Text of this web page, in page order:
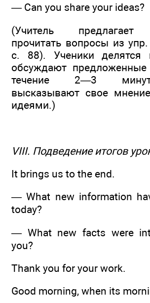
— Can you share your ideas?
(Учитель предлагает
прочитать вопросы из
с. 88). Ученики
обсуждают
течение 2—3
высказывают свое
идеями.)
VIII. Подведение итогов
It brings us to the end.
— What new information
today?
— What new facts were
you?
Thank you for your work.
Good morning, when its